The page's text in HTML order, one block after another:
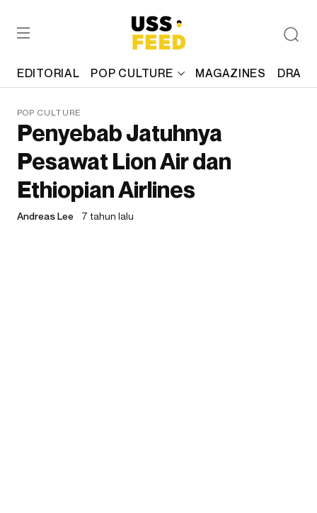
EDITORIAL POP CULTURE MAGAZINES
POP CULTURE
Penyebab Jatuhnya
Pesawat Lion Air dan
Ethiopian Airlines
Andreas Lee 7 tahun lalu